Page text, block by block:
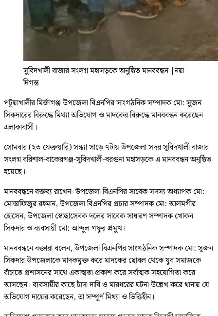
সুবিদখালী বাজার সংলগ্ন মহাসড়কে অনুষ্ঠিত মানববন্ধন |নয়া
দিগন্ত
পটুয়াখালীর মির্জাগঞ্জ উপজেলা বিএনপির সাংগঠনিক সম্পাদক মো: সুজন
সিকদারের বিরুদ্ধে মিথ্যা অভিযোগ ও মাদকের বিরুদ্ধে মানববন্ধন করেছেন
এলাকাবাসী।
সোমবার (২৩ ফেব্রুয়ারি) সন্ধ্যা সাড়ে ৭টায় উপজেলা সদর সুবিদখালী বাজার
সংলগ্ন বরিশাল-বাকেরগঞ্জ-সুবিদখালী-বরগুনা মহাসড়কে এ মানববন্ধন অনুষ্ঠিত
হয়েছে।
মানববন্ধনে বক্তব্য রাখেন- উপজেলা বিএনপির সাবেক সদস্য অধ্যাপক মো:
মোস্তাফিজুর রহমান, উপজেলা বিএনপির প্রচার সম্পাদক মো: আলমগীর
হোসেন, উপজেলা স্বেচ্ছাসেবক দলের সাবেক সাধারণ সম্পাদক খোকন
সিকদার ও ব্যবসায়ী মো: আব্দুল গফুর প্রমুখ।
মানববন্ধনে বক্তারা বলেন, উপজেলা বিএনপির সাংগঠনিক সম্পাদক মো: সুজন
সিকদার উপজেলাকে মাদকমুক্ত করে মাদকের ছোবল থেকে যুব সমাজকে
বাঁচাতে প্রশাসনের সাথে একাত্মতা প্রকাশ করে সর্বাত্মক সহযোগিতা করে
আসছেন। ব্যবসায়ীর কাছে চাঁদা দাবি ও মারধরের ঘটনা উল্লেখ করে থানায় যে
অভিযোগ দায়ের করেছেন, তা সম্পূর্ণ মিথ্যা ও ভিত্তিহীন।